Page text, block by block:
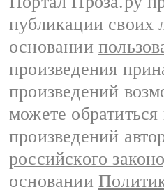
публикации своих
основании
произведения
произведений
можете обратиться
произведений
российского
основании